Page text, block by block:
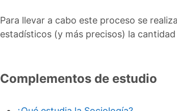
Para llevar a cabo este proceso se
estadísticos (y más precisos) la
Complementos de estudio